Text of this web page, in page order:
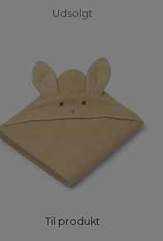
Udsolgt
Til produkt